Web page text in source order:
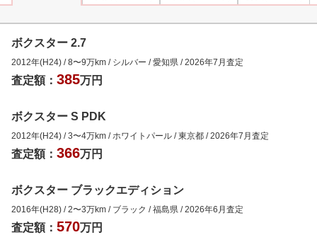
ボクスター 2.7
2012年(H24) /8〜9万km / シルバー /愛知県 /2026年7月査定
査定額： 385万円
ボクスター S PDK
2012年(H24) /3〜4万km / ホワイトパール /東京都 /2026年7月査定
査定額： 366万円
ボクスター ブラックエディション
2016年(H28) /2〜3万km / ブラック /福島県 /2026年6月査定
査定額： 570万円